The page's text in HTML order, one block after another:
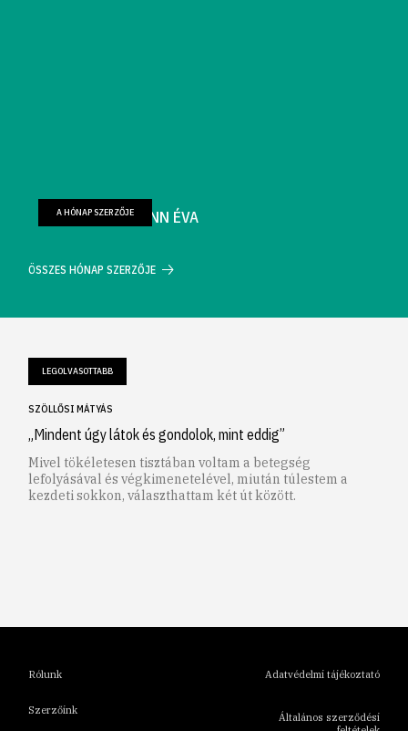
FARKAS WELLMANN ÉVA
A HÓNAP SZERZŐJE
ÖSSZES HÓNAP SZERZŐJE
LEGOLVASOTTABB
SZÖLLŐSI MÁTYÁS
„Mindent úgy látok és gondolok, mint eddig”
Mivel tökéletesen tisztában voltam a betegség
lefolyásával és végkimenetelével, miután túlestem a
kezdeti sokkon, választhattam két út között.
Rólunk
Szerzőink
Adatvédelmi tájékoztató
Általános szerződési